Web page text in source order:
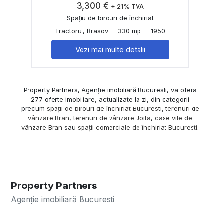
3,300 € + 21% TVA
Spațiu de birouri de închiriat
Tractorul, Brasov
330 mp 1950
Vezi mai multe detalii
Property Partners, Agenție imobiliară Bucuresti, va ofera
277 oferte imobiliare, actualizate la zi, din categorii
precum spații de birouri de închiriat Bucuresti,terenuri de
vânzare Bran,terenuri de vânzare Joita, case vile de
vânzare Bran sau spații comerciale de închiriat Bucuresti.
Property Partners
Agenție imobiliară Bucuresti